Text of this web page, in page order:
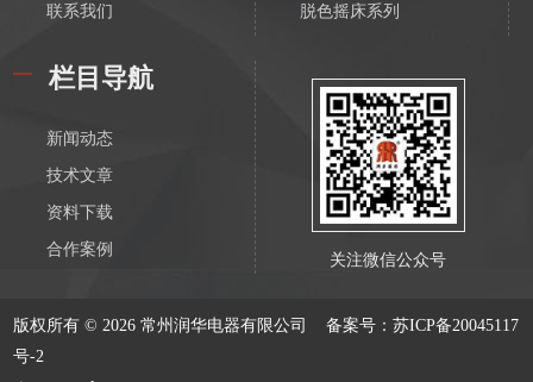
联系我们 脱色摇床系列
恒温磁力搅拌器系列
电动搅拌器系列
离心机系列
水浴锅系列
油浴锅系列
恒温水箱系列
栏目导航
新闻动态
技术文章
资料下载
合作案例
关注微信公众号
版权所有 © 2026 常州润华电器有限公司备案号：苏ICP备20045117
号-2